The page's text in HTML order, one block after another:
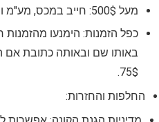
מעל 500$: חייב במכס, מע"מ ומס קנייה (אם חל).
באותו שם ובאותה כתובת
75$.
החלפות והחזרות: